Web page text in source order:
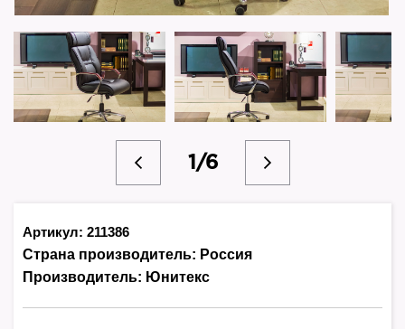
1/6
Артикул: 211386
Страна производитель: Россия
Производитель: Юнитекс